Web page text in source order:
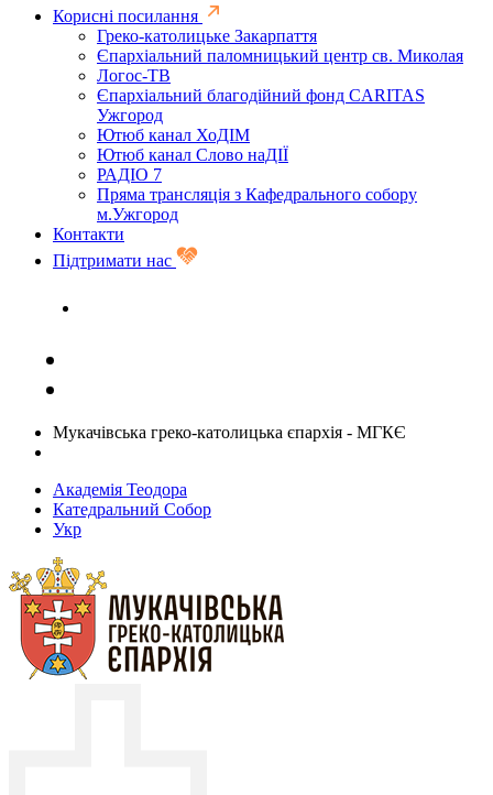
Корисні посилання
Греко-католицьке Закарпаття
Єпархіальний паломницький центр св. Миколая
Логос-ТВ
Єпархіальний благодійний фонд CARITAS
Ужгород
Ютюб канал ХоДІМ
Ютюб канал Слово наДІЇ
РАДІО 7
Пряма трансляція з Кафедрального собору
м.Ужгород
Контакти
Підтримати нас
Мукачівська греко-католицька єпархія - МГКЄ
Академія Теодора
Катедральний Собор
Укр